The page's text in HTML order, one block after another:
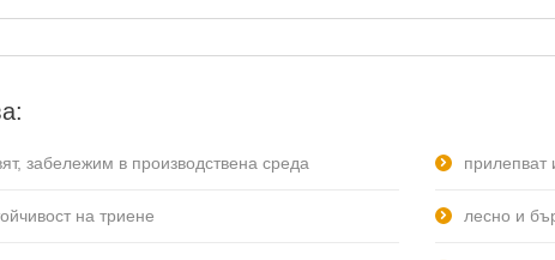
забележим в производствена среда
на триене лесно и